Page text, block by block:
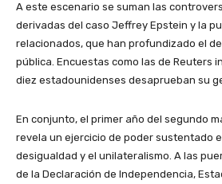
A este escenario se suman las
derivadas del caso Jeffrey Epstein y la
relacionados, que han profundizado el
pública. Encuestas como las de Reuters
diez estadounidenses desaprueban su
En conjunto, el primer año del segundo
revela un ejercicio de poder sustentado
desigualdad y el unilateralismo. A las
de la Declaración de Independencia,